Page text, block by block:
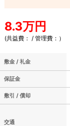
8.3万円
(共益費： / 管理費：）
敷金 / 礼金
保証金
敷引 / 償却
交通